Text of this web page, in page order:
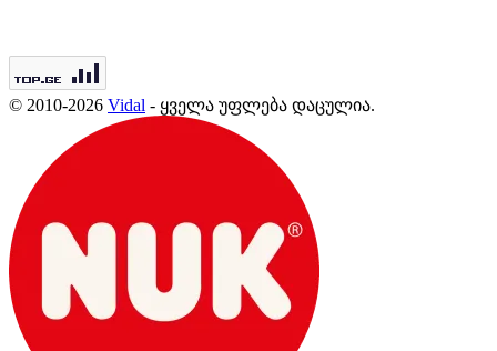
© 2010-2026 Vidal - ყველა უფლება დაცულია.